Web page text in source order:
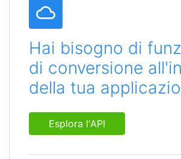
Hai bisogno di
di conversione
della tua
Esplora l'API